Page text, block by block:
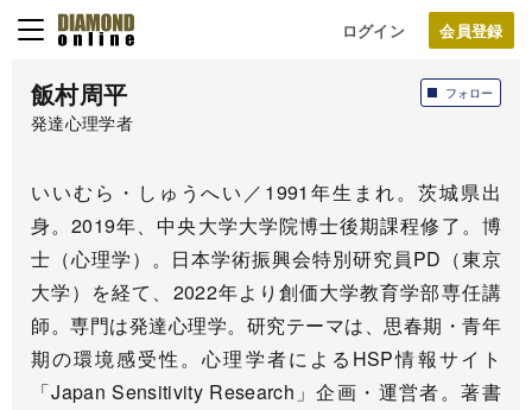
ログイン
フォロー
飯村周平
発達心理学者
いいむら・しゅうへい／1991年生まれ。茨城県出
身。2019年、中央大学大学院博士後期課程修了。博
士（心理学）。日本学術振興会特別研究員PD（東京
大学）を経て、2022年より創価大学教育学部専任講
師。専門は発達心理学。研究テーマは、思春期・青年
期の環境感受性。心理学者によるHSP情報サイト
「Japan Sensitivity Research」企画・運営者。著書